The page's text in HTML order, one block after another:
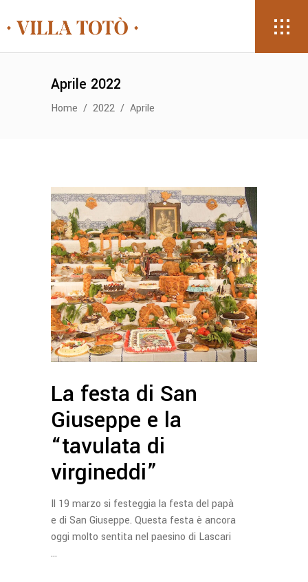
Aprile 2022
Home / 2022 / Aprile
La festa di San
Giuseppe e la
“tavulata di
virgineddi”
Il 19 marzo si festeggia la festa del papà
e di San Giuseppe. Questa festa è ancora
oggi molto sentita nel paesino di Lascari